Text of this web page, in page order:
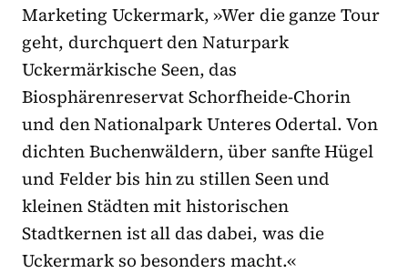
Marketing Uckermark, »Wer die ganze Tour
geht, durchquert den Naturpark
Uckermärkische Seen, das
Biosphärenreservat Schorfheide-Chorin
und den Nationalpark Unteres Odertal. Von
dichten Buchenwäldern, über sanfte Hügel
und Felder bis hin zu stillen Seen und
kleinen Städten mit historischen
Stadtkernen ist all das dabei, was die
Uckermark so besonders macht.«